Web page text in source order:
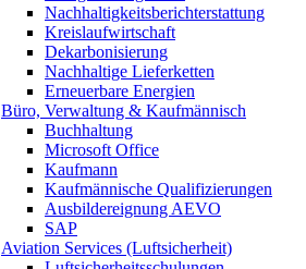
Nachhaltigkeitsberichterstattung
Kreislaufwirtschaft
Dekarbonisierung
Nachhaltige Lieferketten
Erneuerbare Energien
Büro, Verwaltung & Kaufmännisch
Buchhaltung
Microsoft Office
Kaufmann
Kaufmännische Qualifizierungen
Ausbildereignung AEVO
SAP
Aviation Services (Luftsicherheit)